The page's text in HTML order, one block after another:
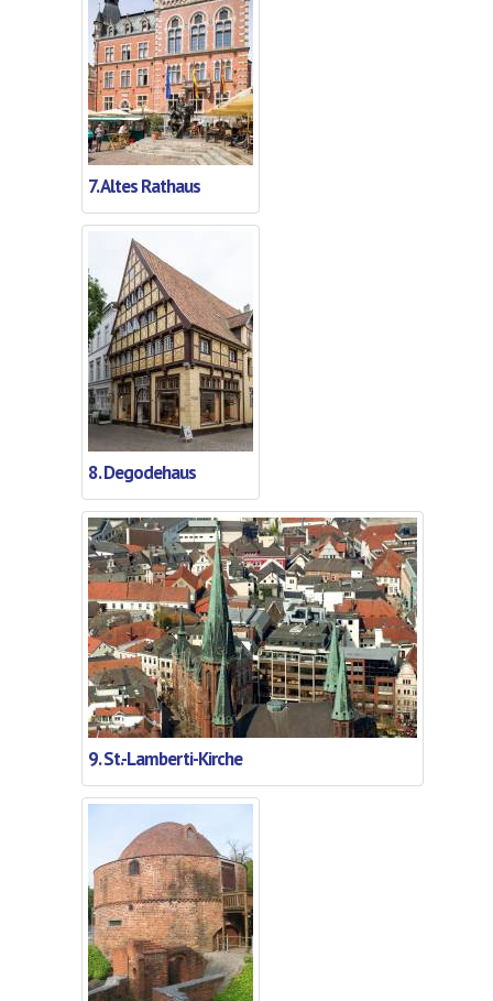
7. Altes Rathaus
8. Degodehaus
9. St.-Lamberti-Kirche